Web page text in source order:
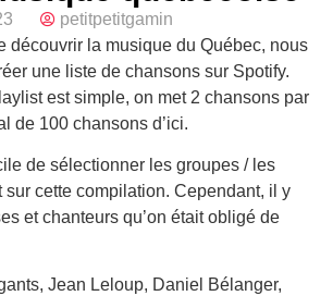
petitpetitgamin
découvrir la musique du Québec, nous
une liste de chansons sur Spotify.
est simple, on met 2 chansons par
de 100 chansons d’ici.
de sélectionner les groupes / les
sur cette compilation. Cependant, il y
et chanteurs qu’on était obligé de
Jean Leloup, Daniel Bélanger,